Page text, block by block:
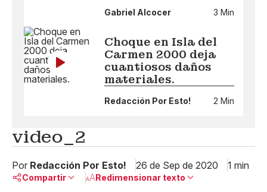
Gabriel Alcocer 3 Min
Choque en Isla del
Carmen 2000 deja
cuantiosos daños
materiales.
Redacción Por Esto! 2 Min
video_2
Por Redacción Por Esto! 26 de Sep de 2020 1 min
Compartir Redimensionar texto